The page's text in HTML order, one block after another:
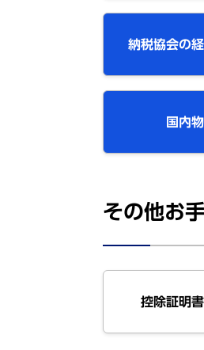
納税協会の
国内
その他お
控除証明